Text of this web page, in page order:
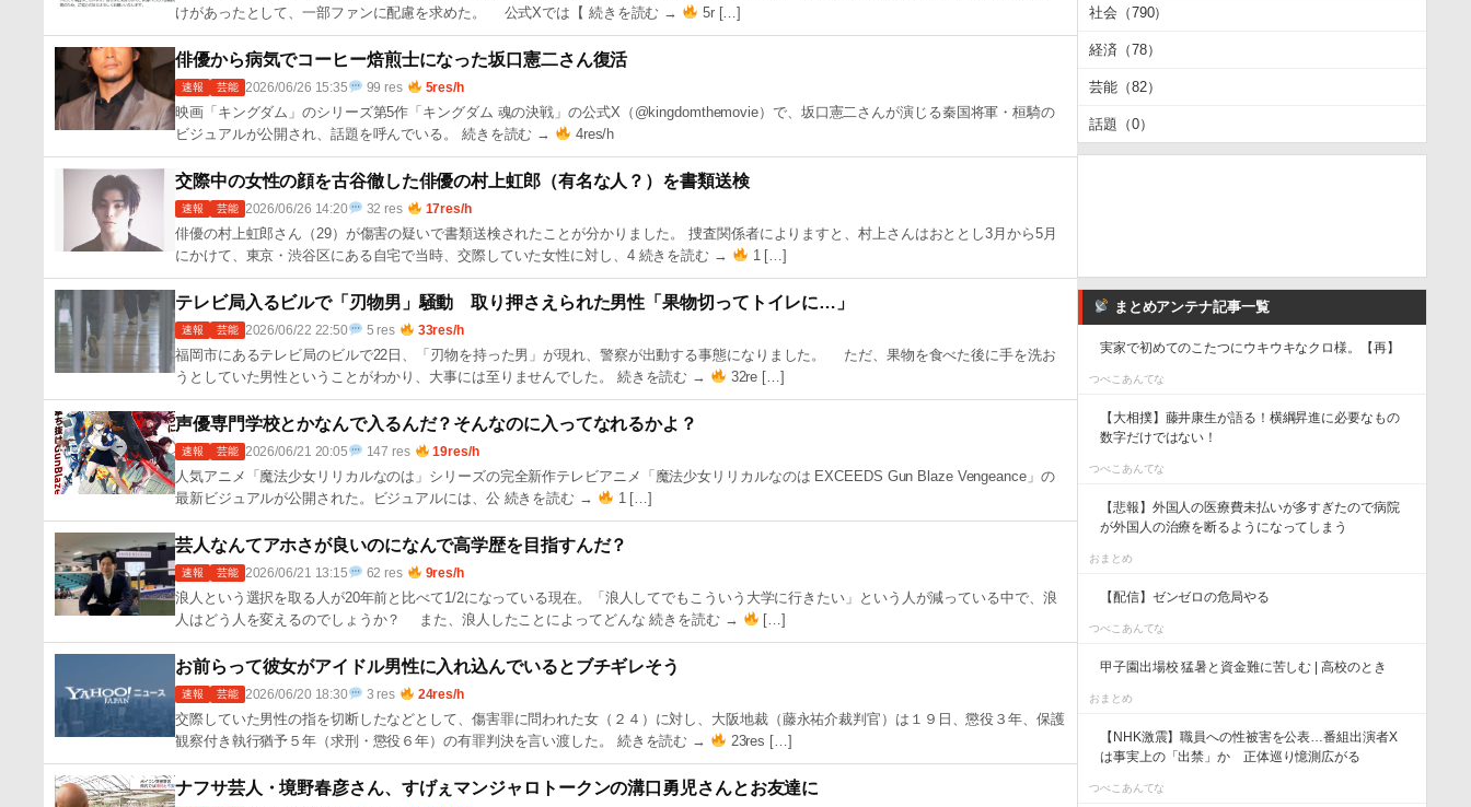
けがあったとして、一部ファンに配慮を求めた。 公式Xでは【 続きを読む →
5r […]
俳優から病気でコーヒー焙煎士になった坂口憲二さん復活
速報 芸能 2026/06/26 15:35 99 res 5res/h
映画「キングダム」のシリーズ第5作「キングダム 魂の決戦」の公式X（@kingdomthemovie）で、坂口憲二さんが演じる秦国将軍・桓騎の
ビジュアルが公開され、話題を呼んでいる。 続きを読む →
4res/h
交際中の女性の顔を古谷徹した俳優の村上虹郎（有名な人？）を書類送検
速報 芸能 2026/06/26 14:20 32 res 17res/h
俳優の村上虹郎さん（29）が傷害の疑いで書類送検されたことが分かりました。 捜査関係者によりますと、村上さんはおととし3月から5月
にかけて、東京・渋谷区にある自宅で当時、交際していた女性に対し、4 続きを読む →
1 […]
テレビ局入るビルで「刃物男」騒動 取り押さえられた男性「果物切ってトイレに…」
速報 芸能 2026/06/22 22:50 5 res 33res/h
福岡市にあるテレビ局のビルで22日、「刃物を持った男」が現れ、警察が出動する事態になりました。 ただ、果物を食べた後に手を洗お
うとしていた男性ということがわかり、大事には至りませんでした。 続きを読む →
32re […]
声優専門学校とかなんで入るんだ？そんなのに入ってなれるかよ？
速報 芸能 2026/06/21 20:05 147 res 19res/h
人気アニメ「魔法少女リリカルなのは」シリーズの完全新作テレビアニメ「魔法少女リリカルなのは EXCEEDS Gun Blaze Vengeance」の
最新ビジュアルが公開された。ビジュアルには、公 続きを読む →
1 […]
芸人なんてアホさが良いのになんで高学歴を目指すんだ？
速報 芸能 2026/06/21 13:15 62 res 9res/h
浪人という選択を取る人が20年前と比べて1/2になっている現在。「浪人してでもこういう大学に行きたい」という人が減っている中で、浪
人はどう人を変えるのでしょうか？ また、浪人したことによってどんな 続きを読む →
[…]
お前らって彼女がアイドル男性に入れ込んでいるとブチギレそう
速報 芸能 2026/06/20 18:30 3 res 24res/h
交際していた男性の指を切断したなどとして、傷害罪に問われた女（２４）に対し、大阪地裁（藤永祐介裁判官）は１９日、懲役３年、保護
観察付き執行猶予５年（求刑・懲役６年）の有罪判決を言い渡した。 続きを読む →
23res […]
ナフサ芸人・境野春彦さん、すげぇマンジャロトークンの溝口勇児さんとお友達に
社会（790）
経済（78）
芸能（82）
話題（0）
まとめアンテナ記事一覧
実家で初めてのこたつにウキウキなクロ様。【再】
つべこあんてな
【大相撲】藤井康生が語る！横綱昇進に必要なもの
数字だけではない！
つべこあんてな
【悲報】外国人の医療費未払いが多すぎたので病院
が外国人の治療を断るようになってしまう
おまとめ
【配信】ゼンゼロの危局やる
つべこあんてな
甲子園出場校 猛暑と資金難に苦しむ | 高校のとき
おまとめ
【NHK激震】職員への性被害を公表…番組出演者X
は事実上の「出禁」か 正体巡り憶測広がる
つべこあんてな